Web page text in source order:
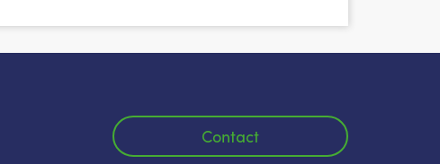
Contact